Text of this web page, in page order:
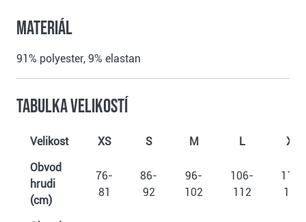
Materiál
91% polyester, 9% elastan
Tabulka velikostí
Velikost XS S M L
XL
Obvod
hrudi
(cm)
76-
81
86-
92
96-
102
106-
112
116-
122